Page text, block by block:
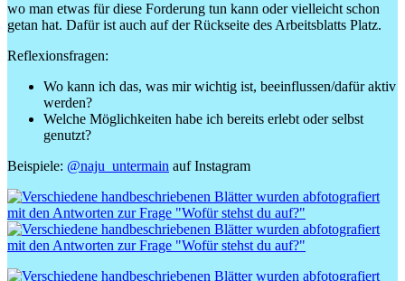
wo man etwas für diese Forderung tun kann oder vielleicht schon
getan hat. Dafür ist auch auf der Rückseite des Arbeitsblatts Platz.
Reflexionsfragen:
Wo kann ich das, was mir wichtig ist, beeinflussen/dafür aktiv
werden?
Welche Möglichkeiten habe ich bereits erlebt oder selbst
genutzt?
Beispiele: @naju_untermain auf Instagram